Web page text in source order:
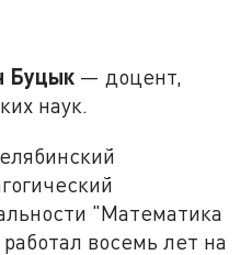
Буцык — доцент,
наук.
"Математика
восемь лет на